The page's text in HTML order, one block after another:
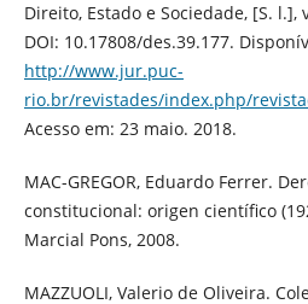
Direito, Estado e Sociedade, [S. l.],
DOI: 10.17808/des.39.177.
http://www.jur.puc-
rio.br/revistades/index.php/
Acesso em: 23 maio. 2018.
MAC-GREGOR, Eduardo Ferrer.
constitucional: origen científico
Marcial Pons, 2008.
MAZZUOLI, Valerio de Oliveira.